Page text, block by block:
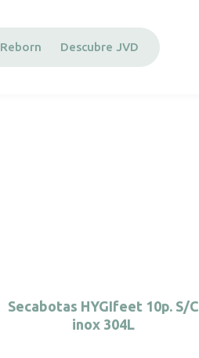
Reborn Descubre JVD
Secabotas HYGIfeet 10p. S/C
inox 304L